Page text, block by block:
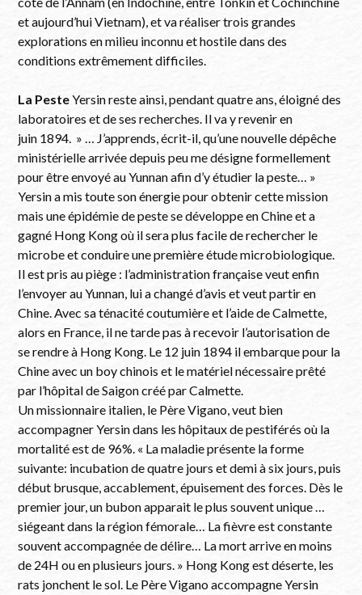
et aujourd’hui Vietnam), et va réaliser trois grandes
explorations en milieu inconnu et hostile dans des
conditions extrêmement difficiles.
La PesteYersin reste ainsi, pendant quatre ans, éloigné des
laboratoires et de ses recherches. Il va y revenir en
juin 1894. » … J’apprends, écrit-il, qu’une nouvelle dépêche
ministérielle arrivée depuis peu me désigne formellement
pour être envoyé au Yunnan afin d’y étudier la peste… »
Yersin a mis toute son énergie pour obtenir cette mission
mais une épidémie de peste se développe en Chine et a
gagné Hong Kong où il sera plus facile de rechercher le
microbe et conduire une première étude microbiologique.
Il est pris au piège : l’administration française veut enfin
l’envoyer au Yunnan, lui a changé d’avis et veut partir en
Chine. Avec sa ténacité coutumière et l’aide de Calmette,
alors en France, il ne tarde pas à recevoir l’autorisation de
se rendre à Hong Kong. Le 12 juin 1894 il embarque pour la
Chine avec un boy chinois et le matériel nécessaire prêté
par l’hôpital de Saigon créé par Calmette.
Un missionnaire italien, le Père Vigano, veut bien
accompagner Yersin dans les hôpitaux de pestiférés où la
mortalité est de 96%. « La maladie présente la forme
suivante: incubation de quatre jours et demi à six jours, puis
début brusque, accablement, épuisement des forces. Dès le
premier jour, un bubon apparait le plus souvent unique …
siégeant dans la région fémorale… La fièvre est constante
souvent accompagnée de délire… La mort arrive en moins
de 24H ou en plusieurs jours. » Hong Kong est déserte, les
rats jonchent le sol. Le Père Vigano accompagne Yersin